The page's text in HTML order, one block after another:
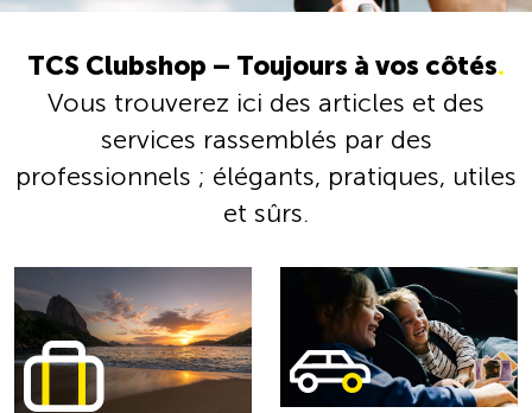
TCS Clubshop – Toujours à vos côtés.
Vous trouverez ici des articles et des
services rassemblés par des
professionnels ; élégants, pratiques, utiles
et sûrs.